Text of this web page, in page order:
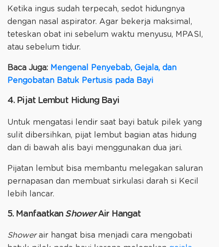
Ketika ingus sudah terpecah, sedot hidungnya
dengan nasal aspirator. Agar bekerja maksimal,
teteskan obat ini sebelum waktu menyusu, MPASI,
atau sebelum tidur.
Baca Juga: Mengenal Penyebab, Gejala, dan
Pengobatan Batuk Pertusis pada Bayi
4. Pijat Lembut Hidung Bayi
Untuk mengatasi lendir saat bayi batuk pilek yang
sulit dibersihkan, pijat lembut bagian atas hidung
dan di bawah alis bayi menggunakan dua jari.
Pijatan lembut bisa membantu melegakan saluran
pernapasan dan membuat sirkulasi darah si Kecil
lebih lancar.
5. Manfaatkan ShowerAir Hangat
Showerair hangat bisa menjadi cara mengobati